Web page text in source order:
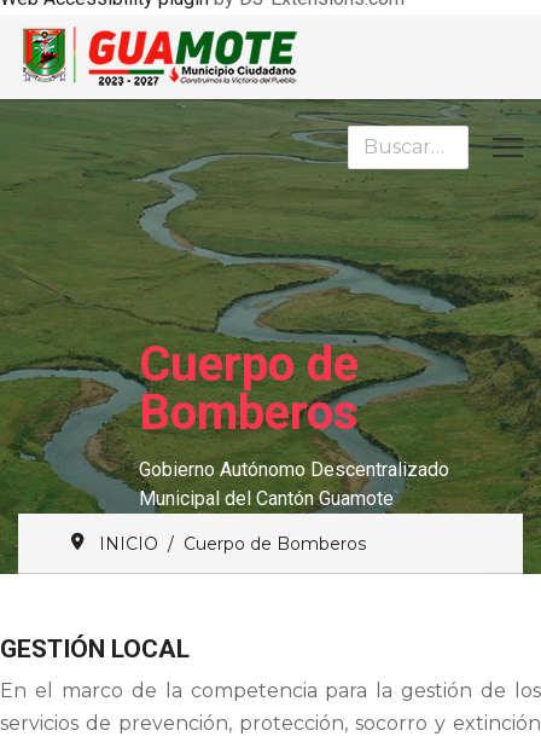
Buscar
Cuerpo de
Bomberos
Gobierno Autónomo Descentralizado
Municipal del Cantón Guamote
INICIO Cuerpo de Bomberos
GESTIÓN LOCAL
En el marco de la competencia para la gestión de los
servicios de prevención, protección, socorro y extinción